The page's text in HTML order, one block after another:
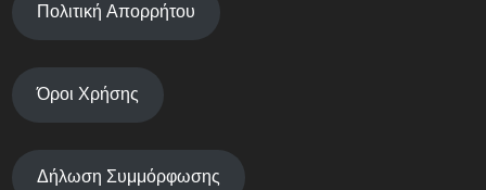
Πολιτική Απορρήτου
Όροι Χρήσης
Δήλωση Συμμόρφωσης